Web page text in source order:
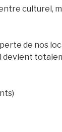
culturel,
de nos
devient